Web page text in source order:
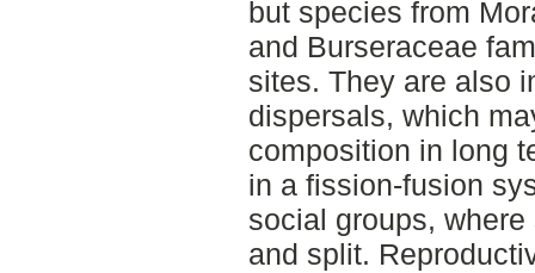
but species from
and Burseraceae
sites. They are also
dispersals, which
composition in long
in a fission-fusion
social groups,
and split.